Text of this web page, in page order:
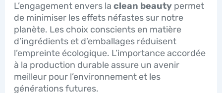
L’engagement envers la clean beautypermet
de minimiser les effets néfastes sur notre
planète. Les choix conscients en matière
d’ingrédients et d’emballages réduisent
l’empreinte écologique. L’importance accordée
à la production durable assure un avenir
meilleur pour l’environnement et les
générations futures.